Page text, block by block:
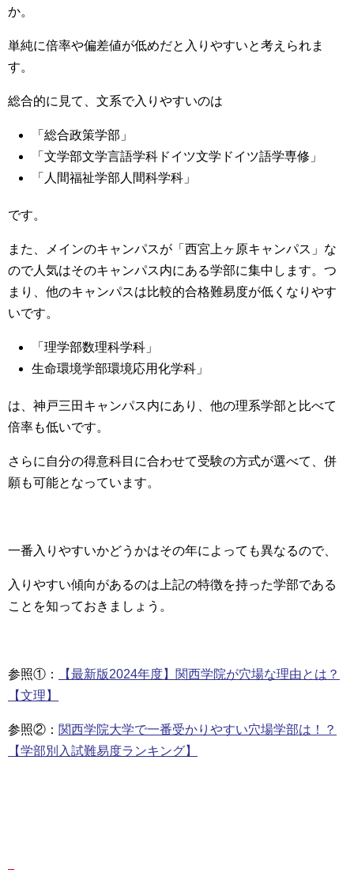
か。
単純に倍率や偏差値が低めだと入りやすいと考えられま
す。
総合的に見て、文系で入りやすいのは
「総合政策学部」
「文学部文学言語学科ドイツ文学ドイツ語学専修」
「人間福祉学部人間科学科」
です。
また、メインのキャンパスが「西宮上ヶ原キャンパス」な
ので人気はそのキャンパス内にある学部に集中します。つ
まり、 他のキャンパスは比較的合格難易度が低くなりやす
いです。
「理学部数理科学科」
生命環境学部環境応用化学科」
は、神戸三田キャンパス内にあり、他の理系学部と比べて
倍率も低いです。
さらに自分の得意科目に合わせて受験の方式が選べて、併
願も可能となっています。
一番入りやすいかどうかはその年によっても異なるので、
入りやすい傾向があるのは上記の特徴を持った学部である
ことを知っておきましょう。
参照①：​​
【最新版2024年度】関西学院が穴場な理由とは？
【文理】
参照②： 関西学院大学で一番受かりやすい穴場学部は！？
【学部別入試難易度ランキング】